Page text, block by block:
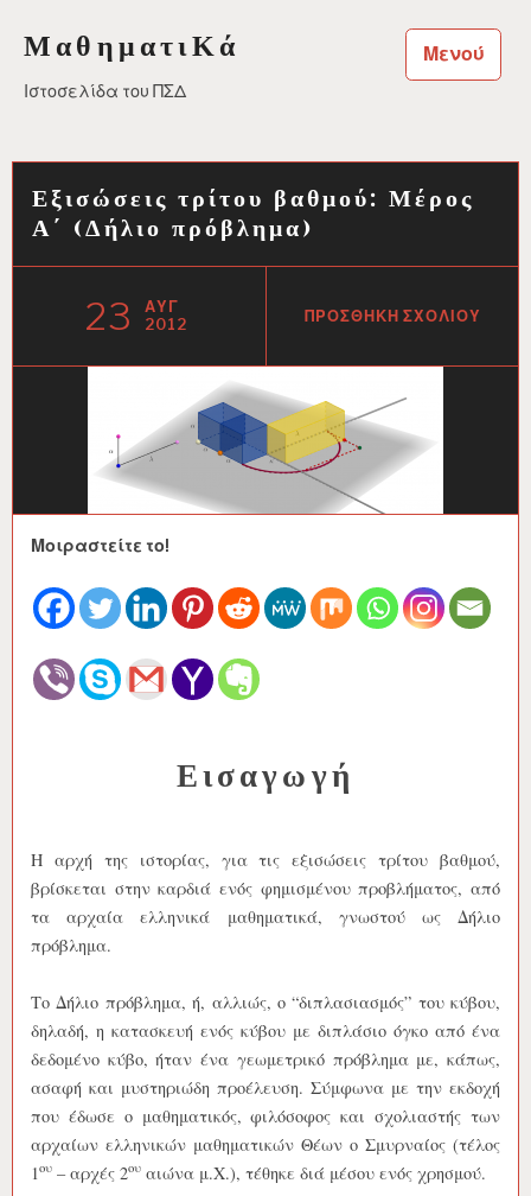
στο
περιεχόμενο
ΜαθηματιΚά
Ιστοσελίδα του ΠΣΔ
Μενού
Εξισώσεις τρίτου βαθμού: Μέρος
Α΄ (Δήλιο πρόβλημα)
23
ΑΥΓ
2012
ΠΡΟΣΘΉΚΗ ΣΧΟΛΊΟΥ
Μοιραστείτε το!
Εισαγωγή
Η αρχή της ιστορίας, για τις εξισώσεις τρίτου βαθμού,
βρίσκεται στην καρδιά ενός φημισμένου προβλήματος, από
τα αρχαία ελληνικά μαθηματικά, γνωστού ως Δήλιο
πρόβλημα.
Το Δήλιο πρόβλημα, ή, αλλιώς, ο “διπλασιασμός” του κύβου,
δηλαδή, η κατασκευή ενός κύβου με διπλάσιο όγκο από ένα
δεδομένο κύβο, ήταν ένα γεωμετρικό πρόβλημα με, κάπως,
ασαφή και μυστηριώδη προέλευση. Σύμφωνα με την εκδοχή
που έδωσε ο μαθηματικός, φιλόσοφος και σχολιαστής των
αρχαίων ελληνικών μαθηματικών Θέων ο Σμυρναίος (τέλος
1ου – αρχές 2ου αιώνα μ.Χ.), τέθηκε διά μέσου ενός χρησμού.